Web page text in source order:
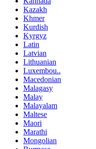
Kazakh
Khmer
Kurdish
Kyrgyz
Latin
Latvian
Lithuanian
Luxembou..
Macedonian
Malagasy
Malay
Malayalam
Maltese
Maori
Marathi
Mongolian